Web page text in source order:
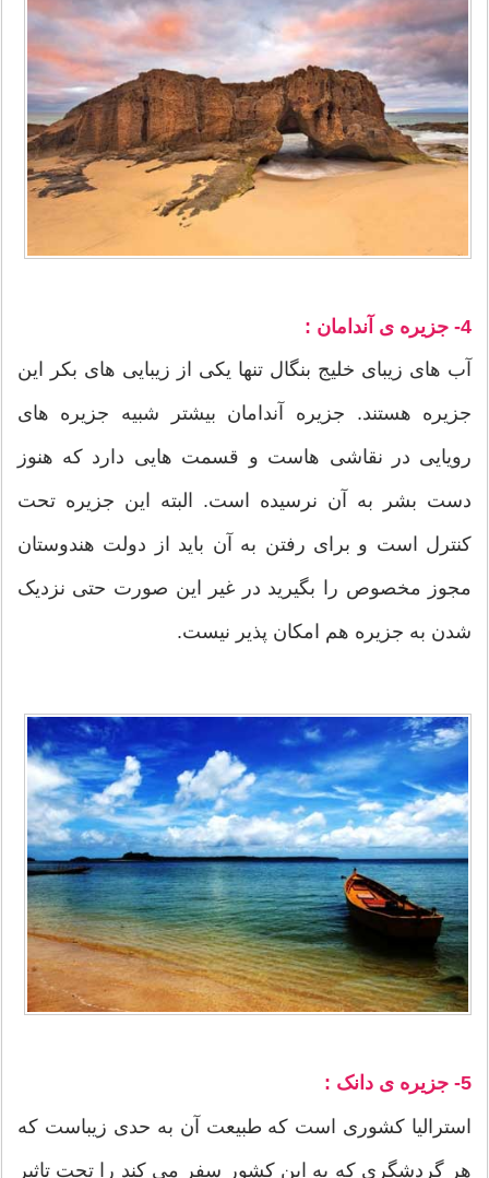
4- جزیره ی آندامان :
آب های زیبای خلیج بنگال تنها یکی از زیبایی های بکر این
جزیره هستند. جزیره آندامان بیشتر شبیه جزیره های
رویایی در نقاشی هاست و قسمت هایی دارد که هنوز
دست بشر به آن نرسیده است. البته این جزیره تحت
کنترل است و برای رفتن به آن باید از دولت هندوستان
مجوز مخصوص را بگیرید در غیر این صورت حتی نزدیک
شدن به جزیره هم امکان پذیر نیست.
5- جزیره ی دانک :
استرالیا کشوری است که طبیعت آن به حدی زیباست که
هر گردشگری که به این کشور سفر می کند را تحت تاثیر